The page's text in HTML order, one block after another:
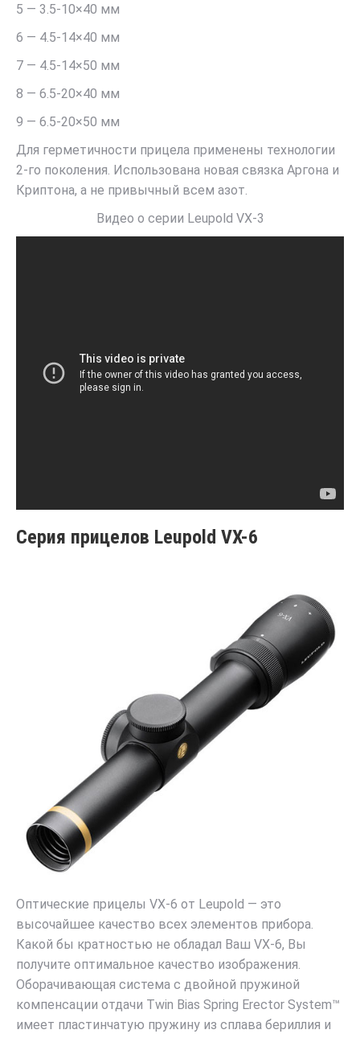
5 — 3.5-10×40 мм
6 — 4.5-14×40 мм
7 — 4.5-14×50 мм
8 — 6.5-20×40 мм
9 — 6.5-20×50 мм
Для герметичности прицела применены технологии
2-го поколения. Использована новая связка Аргона и
Криптона, а не привычный всем азот.
Видео о серии Leupold VX-3
Серия прицелов Leupold VX-6
Оптические прицелы VX-6 от Leupold — это
высочайшее качество всех элементов прибора.
Какой бы кратностью не обладал Ваш VX-6, Вы
получите оптимальное качество изображения.
Оборачивающая система с двойной пружиной
компенсации отдачи Twin Bias Spring Erector System™
имеет пластинчатую пружину из сплава бериллия и